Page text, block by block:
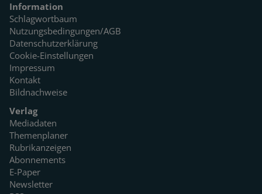
Information
Schlagwortbaum
Nutzungsbedingungen/AGB
Datenschutzerklärung
Cookie-Einstellungen
Impressum
Kontakt
Bildnachweise
Verlag
Mediadaten
Themenplaner
Rubrikanzeigen
Abonnements
E-Paper
Newsletter